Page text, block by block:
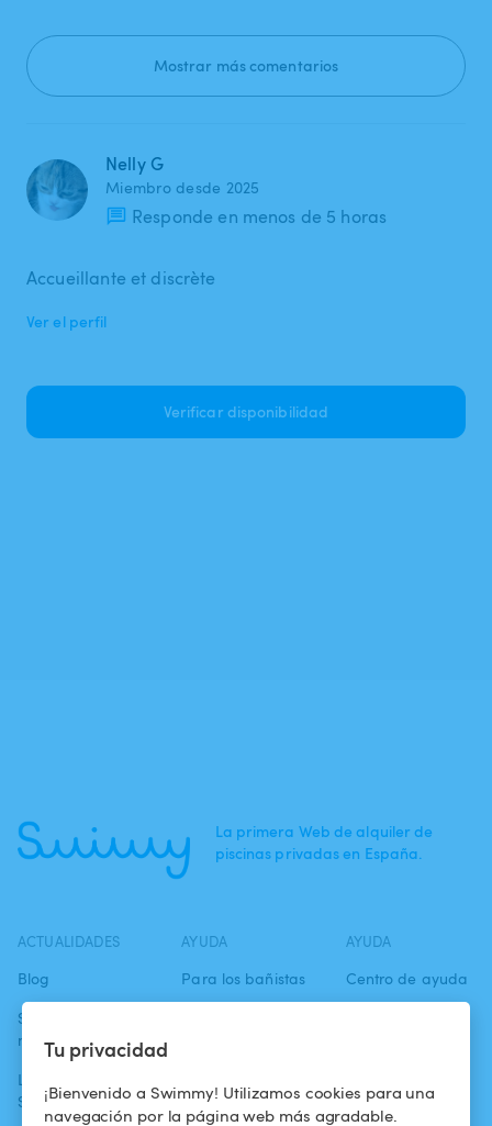
Tu privacidad
¡Bienvenido a Swimmy! Utilizamos cookies para una
navegación por la página web más agradable.
Mostrar más comentarios
Nelly G
Miembro desde 2025
Responde en menos de 5 horas
Accueillante et discrète
Ver el perfil
Verificar disponibilidad
La primera Web de alquiler de
piscinas privadas en España.
ACTUALIDADES
Blog
Swimmy en los
medios
La aventura
Swimmy
AYUDA
Para los bañistas
piscina
AYUDA
Centro de ayuda
confidencialidad